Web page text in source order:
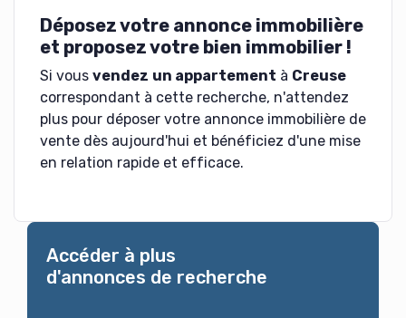
Déposez votre annonce immobilière
et proposez votre bien immobilier !
Si vous vendez un appartement à Creuse
correspondant à cette recherche, n'attendez
plus pour déposer votre annonce immobilière de
vente dès aujourd'hui et bénéficiez d'une mise
en relation rapide et efficace.
Accéder à plus
d'annonces de recherche